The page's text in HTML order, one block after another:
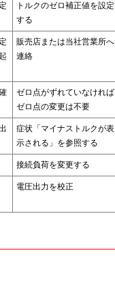
トルクのゼロ補正値を設定
する
販売店または当社営業所へ
連絡
ゼロ点がずれていなければ
ゼロ点の変更は不要
症状「マイナストルクが表
示される」を参照する
接続負荷を変更する
電圧出力を校正